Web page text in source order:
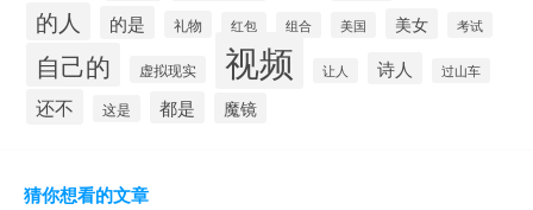
的人 的是 礼物 红包 组合 美国 美女 考试
自己的 虚拟现实 视频 让人 诗人 过山车
还不 这是 都是 魔镜
猜你想看的文章